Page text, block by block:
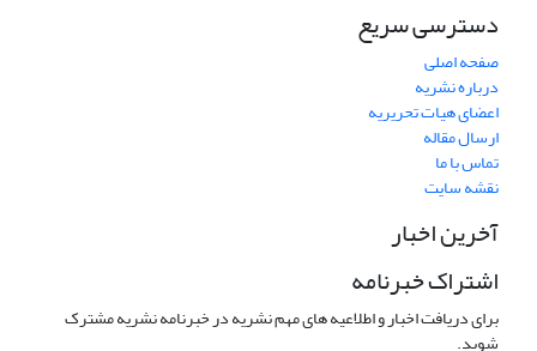
دسترسی سریع
صفحه اصلی
درباره نشریه
اعضای هیات تحریریه
ارسال مقاله
تماس با ما
نقشه سایت
آخرین اخبار
اشتراک خبرنامه
برای دریافت اخبار و اطلاعیه های مهم نشریه در خبرنامه نشریه مشترک
شوید.